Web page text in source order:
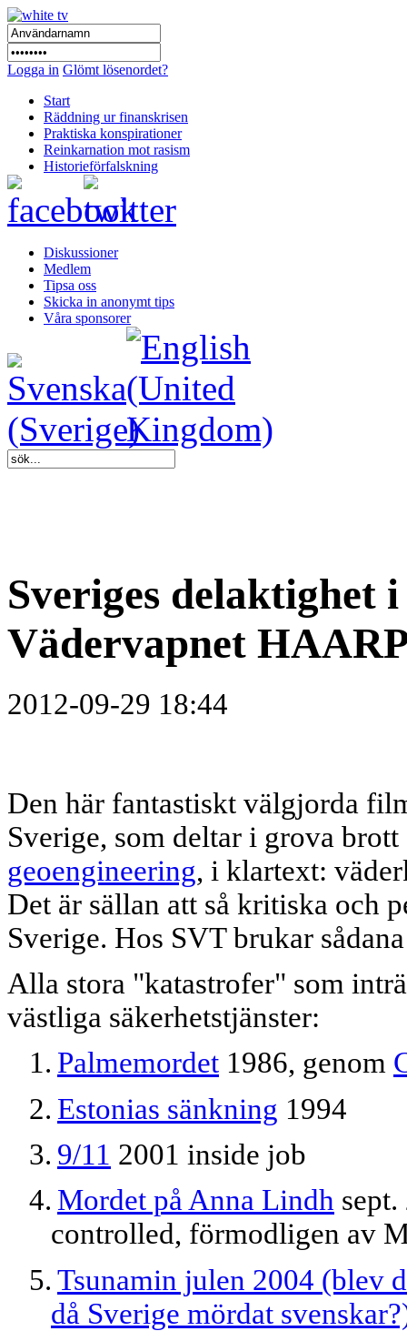
Logga in Glömt lösenordet?
Start
Räddning ur finanskrisen
Praktiska konspirationer
Reinkarnation mot rasism
Historieförfalskning
Diskussioner
Medlem
Tipsa oss
Skicka in anonymt tips
Våra sponsorer
Sveriges delaktighet
Vädervapnet
2012-09-29 18:44
Den här fantastiskt välgjorda
Sverige, som deltar i grova
geoengineering, i klartext:
Det är sällan att så kritiska och
Sverige. Hos SVT brukar
Alla stora "katastrofer" som
västliga säkerhetstjänster:
1. Palmemordet 1986, genom
2. Estonias sänkning 1994
3. 9/11 2001 inside job
4. Mordet på Anna Lindh
controlled, förmodligen av
5. Tsunamin julen 2004 (blev
då Sverige mördat